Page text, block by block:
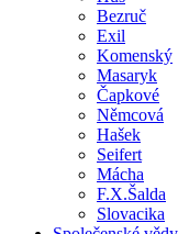
Bezruč
Exil
Komenský
Masaryk
Čapkové
Němcová
Hašek
Seifert
Mácha
F.X.Šalda
Slovacika